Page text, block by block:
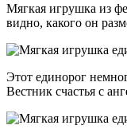
Мягкая игрушка из
видно, какого он
Этот единорог
Вестник счастья с